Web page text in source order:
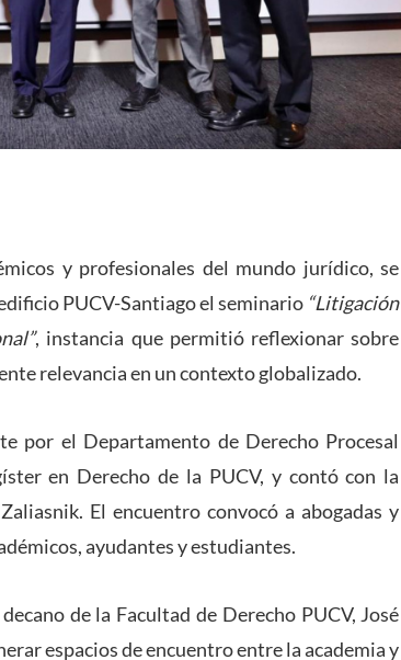
y profesionales del mundo jurídico, se
PUCV-Santiago el seminario “Litigación
, instancia que permitió reflexionar sobre
relevancia en un contexto globalizado.
por el Departamento de Derecho Procesal
en Derecho de la PUCV, y contó con la
El encuentro convocó a abogadas y
ayudantes y estudiantes.
de la Facultad de Derecho PUCV, José
espacios de encuentro entre la academia y